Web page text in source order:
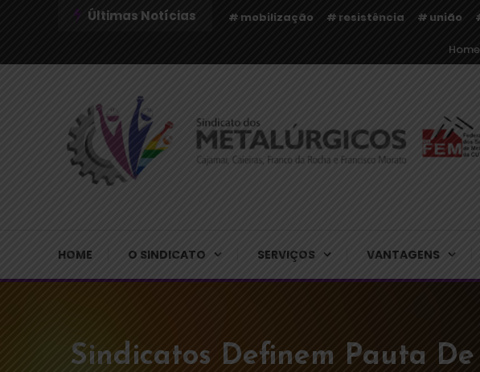
Últimas Notícias mobilização resistência união
Home
HOME O SINDICATO SERVIÇOS VANTAGENS
Sindicatos Definem Pauta